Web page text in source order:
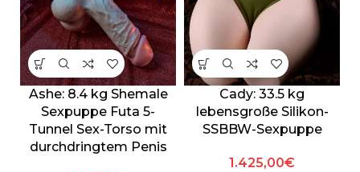
Ashe: 8.4 kg Shemale
Sexpuppe Futa 5-
Tunnel Sex-Torso mit
durchdringtem Penis
Cady: 33.5 kg
lebensgroße Silikon-
SSBBW-Sexpuppe
1.425,00€